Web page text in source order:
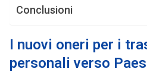
Conclusioni
I nuovi oneri per i
personali verso